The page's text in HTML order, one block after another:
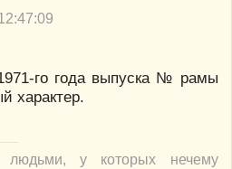
го года выпуска № рамы
характер.
у которых нечему